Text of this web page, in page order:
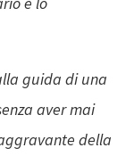
guida di una
aver mai
della